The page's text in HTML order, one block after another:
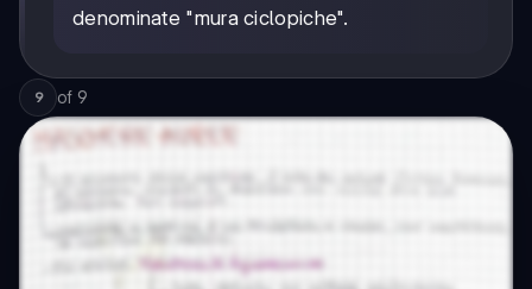
denominate "mura ciclopiche".
9 of 9